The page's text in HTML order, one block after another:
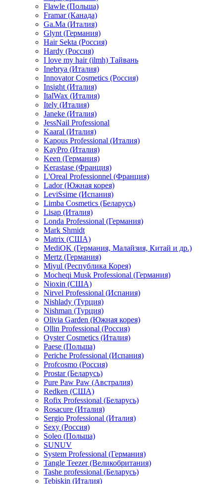
Flawle (Польша)
Framar (Канада)
Ga.Ma (Италия)
Glynt (Германия)
Hair Sekta (Россия)
Hardy (Россия)
I love my hair (ilmh) Тайвань
Inebrya (Италия)
Innovator Cosmetics (Россия)
Insight (Италия)
ItalWax (Италия)
Itely (Италия)
Janeke (Италия)
JessNail Professional
Kaaral (Италия)
Kapous Professional (Италия)
KayPro (Италия)
Keen (Германия)
Kerastase (Франция)
L'Oreal Professionnel (Франция)
Lador (Южная корея)
LeviSsime (Испания)
Limba Cosmetics (Беларусь)
Lisap (Италия)
Londa Professional (Германия)
Mark Shmidt
Matrix (США)
MediOK (Германия, Малайзия, Китай и др.)
Mertz (Германия)
Miyul (Республика Корея)
Mocheqi Musk Professional (Германия)
Nioxin (США)
Nirvel Professional (Испания)
Nishlady (Турция)
Nishman (Турция)
Olivia Garden (Южная корея)
Ollin Professional (Россия)
Oyster Cosmetics (Италия)
Paese (Польша)
Periche Professional (Испания)
Profcosmo (Россия)
Prostar (Беларусь)
Pure Paw Paw (Австралия)
Redken (США)
Rofix Professional (Беларусь)
Rosacure (Италия)
Sergio Professional (Италия)
Sexy (Россия)
Soleo (Польша)
SUNUV
System Professional (Германия)
Tangle Teezer (Великобритания)
Tashe professional (Беларусь)
Tebiskin (Италия)